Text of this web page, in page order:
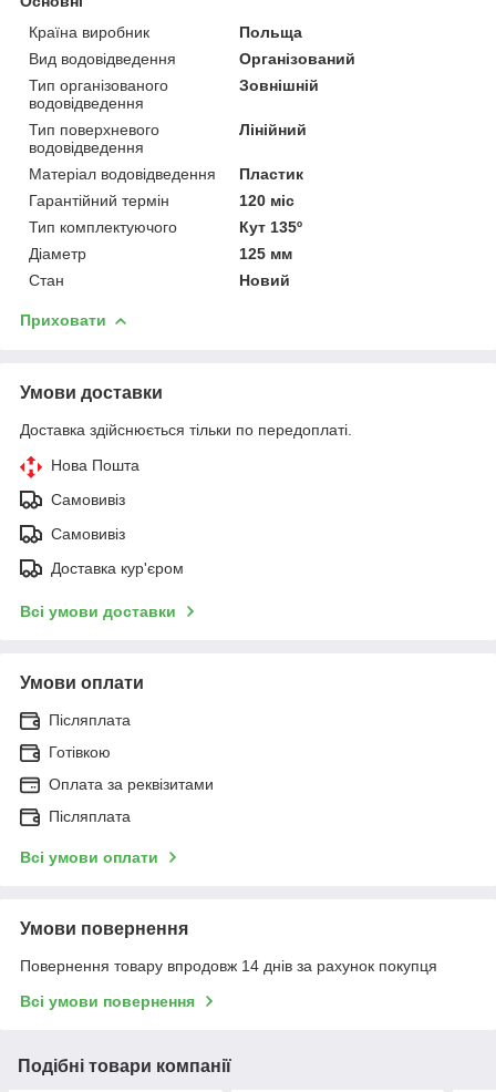
Країна виробник
Польща
Вид водовідведення
Організований
Тип організованого
водовідведення
Зовнішній
Тип поверхневого
водовідведення
Лінійний
Матеріал водовідведення
Пластик
Гарантійний термін
120 міс
Тип комплектуючого
Кут 135º
Діаметр
125 мм
Стан
Новий
Приховати
Умови доставки
Доставка здійснюється тільки по передоплаті.
Нова Пошта
Самовивіз
Самовивіз
Доставка кур'єром
Всі умови доставки
Умови оплати
Післяплата
Готівкою
Оплата за реквізитами
Післяплата
Всі умови оплати
Умови повернення
Повернення товару впродовж 14 днів за рахунок покупця
Всі умови повернення
Подібні товари компанії